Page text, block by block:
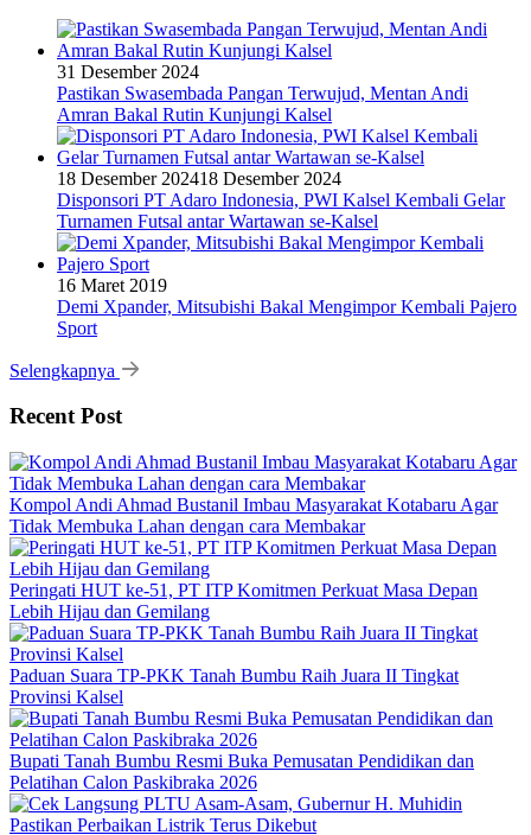
31 Desember 2024
Pastikan Swasembada Pangan Terwujud, Mentan Andi
Amran Bakal Rutin Kunjungi Kalsel
18 Desember 202418 Desember 2024
Disponsori PT Adaro Indonesia, PWI Kalsel Kembali Gelar
Turnamen Futsal antar Wartawan se-Kalsel
16 Maret 2019
Demi Xpander, Mitsubishi Bakal Mengimpor Kembali Pajero
Sport
Selengkapnya
Recent Post
Kompol Andi Ahmad Bustanil Imbau Masyarakat Kotabaru Agar
Tidak Membuka Lahan dengan cara Membakar
Peringati HUT ke-51, PT ITP Komitmen Perkuat Masa Depan
Lebih Hijau dan Gemilang
Paduan Suara TP-PKK Tanah Bumbu Raih Juara II Tingkat
Provinsi Kalsel
Bupati Tanah Bumbu Resmi Buka Pemusatan Pendidikan dan
Pelatihan Calon Paskibraka 2026